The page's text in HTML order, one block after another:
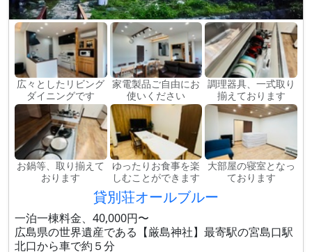
広々としたリビング
ダイニングです
家電製品ご自由にお
使いください
調理器具、一式取り
揃えております
お鍋等、取り揃えて
おります
ゆったりお食事を楽
しむことができます
大部屋の寝室となっ
ております
貸別荘オールブルー
一泊一棟料金、40,000円〜
広島県の世界遺産である【厳島神社】最寄駅の宮島口駅
北口から車で約５分